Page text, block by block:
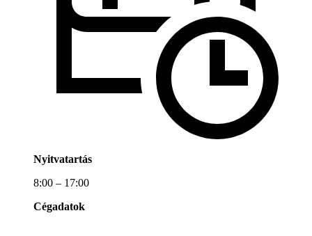
Nyitvatartás
8:00 – 17:00
Cégadatok